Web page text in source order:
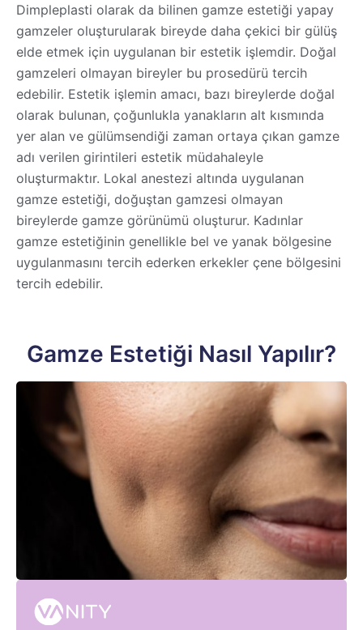
Dimpleplasti olarak da bilinen gamze estetiği yapay
gamzeler oluşturularak bireyde daha çekici bir gülüş
elde etmek için uygulanan bir estetik işlemdir. Doğal
gamzeleri olmayan bireyler bu prosedürü tercih
edebilir. Estetik işlemin amacı, bazı bireylerde doğal
olarak bulunan, çoğunlukla yanakların alt kısmında
yer alan ve gülümsendiği zaman ortaya çıkan gamze
adı verilen girintileri estetik müdahaleyle
oluşturmaktır. Lokal anestezi altında uygulanan
gamze estetiği, doğuştan gamzesi olmayan
bireylerde gamze görünümü oluşturur. Kadınlar
gamze estetiğinin genellikle bel ve yanak bölgesine
uygulanmasını tercih ederken erkekler çene bölgesini
tercih edebilir.
Gamze Estetiği Nasıl Yapılır?